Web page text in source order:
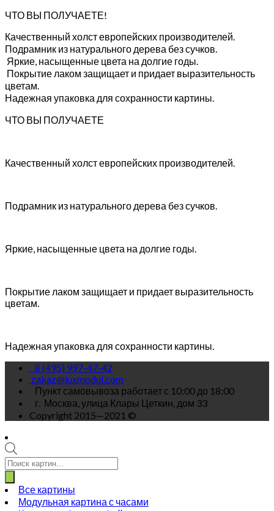
ЧТО ВЫ ПОЛУЧАЕТЕ!
Качественный холст европейских производителей.
Подрамник из натурального дерева без сучков.
Яркие, насыщенные цвета на долгие годы.
Покрытие лаком защищает и придает выразительность
цветам.
Надежная упаковка для сохранности картины.
ЧТО ВЫ ПОЛУЧАЕТЕ
Качественный холст европейских производителей.
Подрамник из натурального дерева без сучков.
Яркие, насыщенные цвета на долгие годы.
Покрытие лаком защищает и придает выразительность
цветам.
Надежная упаковка для сохранности картины.
8 (495) 997-47-42
zakaz@luxmodul.com
Пункт самовывоза работает с 10:00 до 18:00
г. Москва, улица Клары Цеткин, дом 33
Copyright 2015—2021 ©
Поиск
товаров
Все картины
Модульная картина с часами